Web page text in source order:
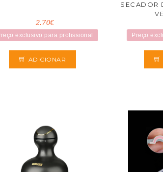
2.70€
exclusivo para profissional
ADICIONAR
SECADOR
Preço